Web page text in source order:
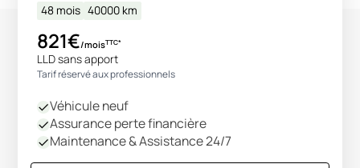
48 mois 40000 km
821€/moisTTC*
LLD sans apport
Tarif réservé aux professionnels
Véhicule neuf
Assurance perte financière
Maintenance & Assistance 24/7